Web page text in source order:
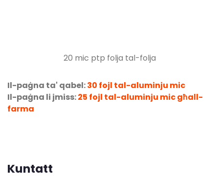
20 mic ptp folja tal-folja
Il-paġna ta' qabel:30 fojl tal-aluminju mic
Il-paġna li jmiss:25 fojl tal-aluminju mic għall-
farma
Kuntatt